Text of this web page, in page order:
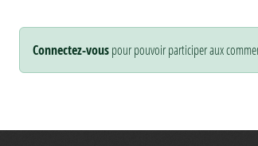
Connectez-vouspour pouvoir participer aux